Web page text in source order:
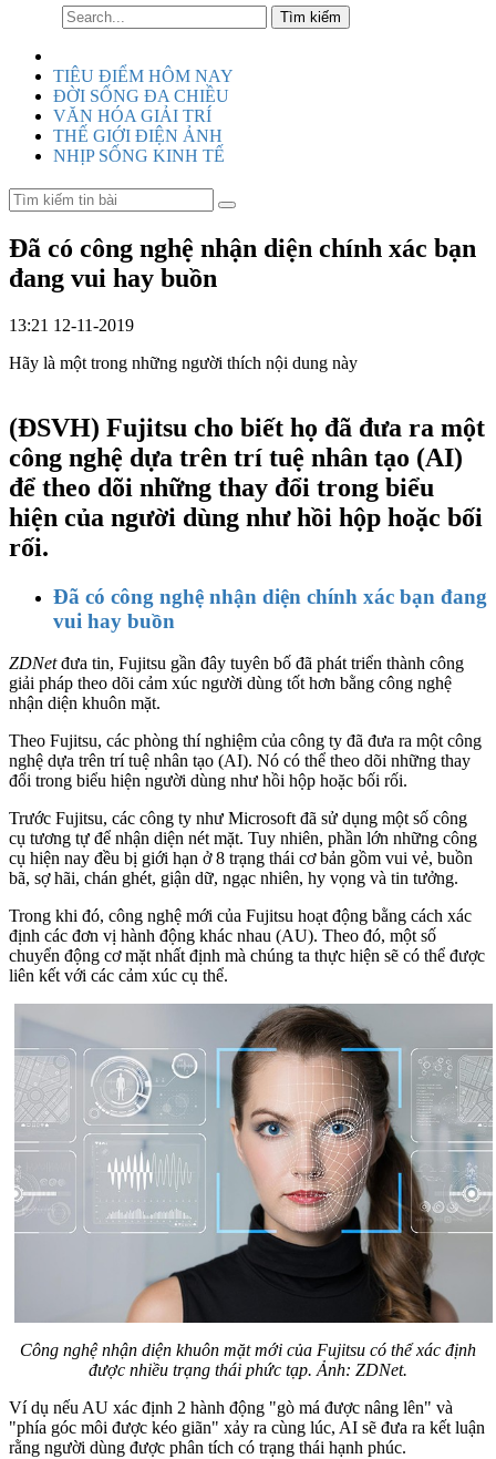
TIÊU ĐIỂM HÔM NAY
ĐỜI SỐNG ĐA CHIỀU
VĂN HÓA GIẢI TRÍ
THẾ GIỚI ĐIỆN ẢNH
NHỊP SỐNG KINH TẾ
Đã có công nghệ nhận diện chính xác bạn
đang vui hay buồn
13:21 12-11-2019
Hãy là một trong những người thích nội dung này
(ĐSVH) Fujitsu cho biết họ đã đưa ra một
công nghệ dựa trên trí tuệ nhân tạo (AI)
để theo dõi những thay đổi trong biểu
hiện của người dùng như hồi hộp hoặc bối
rối.
Đã có công nghệ nhận diện chính xác bạn đang
vui hay buồn
ZDNetđưa tin, Fujitsu gần đây tuyên bố đã phát triển thành công
giải pháp theo dõi cảm xúc người dùng tốt hơn bằng công nghệ
nhận diện khuôn mặt.
Theo Fujitsu, các phòng thí nghiệm của công ty đã đưa ra một công
nghệ dựa trên trí tuệ nhân tạo (AI). Nó có thể theo dõi những thay
đổi trong biểu hiện người dùng như hồi hộp hoặc bối rối.
Trước Fujitsu, các công ty như Microsoft đã sử dụng một số công
cụ tương tự để nhận diện nét mặt. Tuy nhiên, phần lớn những công
cụ hiện nay đều bị giới hạn ở 8 trạng thái cơ bản gồm vui vẻ, buồn
bã, sợ hãi, chán ghét, giận dữ, ngạc nhiên, hy vọng và tin tưởng.
Trong khi đó, công nghệ mới của Fujitsu hoạt động bằng cách xác
định các đơn vị hành động khác nhau (AU). Theo đó, một số
chuyển động cơ mặt nhất định mà chúng ta thực hiện sẽ có thể được
liên kết với các cảm xúc cụ thể.
Công nghệ nhận diện khuôn mặt mới của Fujitsu có thể xác định
được nhiều trạng thái phức tạp. Ảnh: ZDNet.
Ví dụ nếu AU xác định 2 hành động "gò má được nâng lên" và
"phía góc môi được kéo giãn" xảy ra cùng lúc, AI sẽ đưa ra kết luận
rằng người dùng được phân tích có trạng thái hạnh phúc.